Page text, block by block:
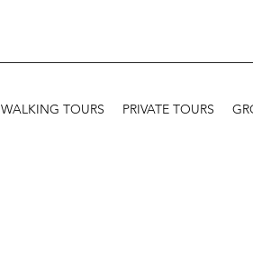
WALKING TOURS PRIVATE TOURS